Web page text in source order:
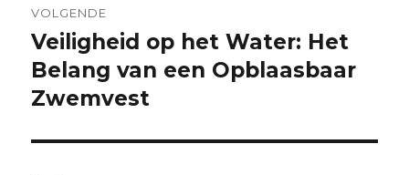
VOLGENDE
Volgende
bericht:
Veiligheid op het Water: Het
Belang van een Opblaasbaar
Zwemvest